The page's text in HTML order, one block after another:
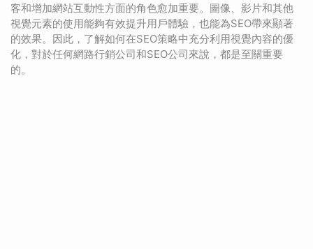
客和增加網站互動性方面的角色愈加重要。圖像、影片和其他
視覺元素的使用能夠有效提升用戶體驗，也能為SEO帶來顯著
的效果。因此，了解如何在SEO策略中充分利用視覺內容的優
化，對於任何網路行銷公司和SEO公司來說，都是至關重要
的。